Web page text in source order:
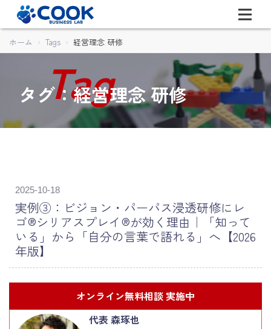
ホーム Tags 経営理念 研修
タグ：経営理念 研修
2025-10-18
実例③：ビジョン・パーパス浸透研修にレ
ゴ®シリアスプレイ®が効く理由｜「知って
いる」から「自分の言葉で語れる」へ【2026
年版】
オンライン無料相談 実施中
代表 森琢也